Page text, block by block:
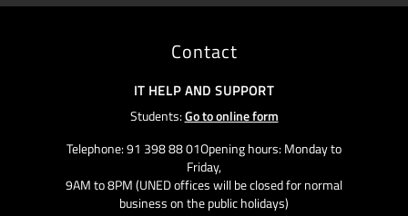
Contact
IT HELP AND SUPPORT
Students:Go to online form
Telephone: 91 398 88 01Opening hours: Monday to
Friday,
9AM to 8PM (UNED offices will be closed for normal
business on the public holidays)